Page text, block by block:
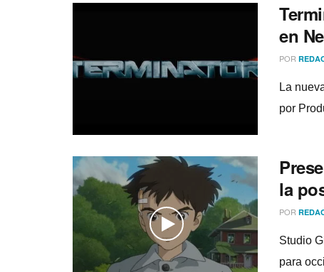
en
POR
La
por
la
POR
Studio
para